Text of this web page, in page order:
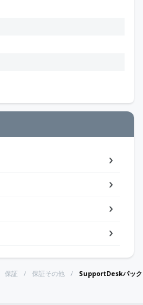
保証 保証その他 SupportDeskパック